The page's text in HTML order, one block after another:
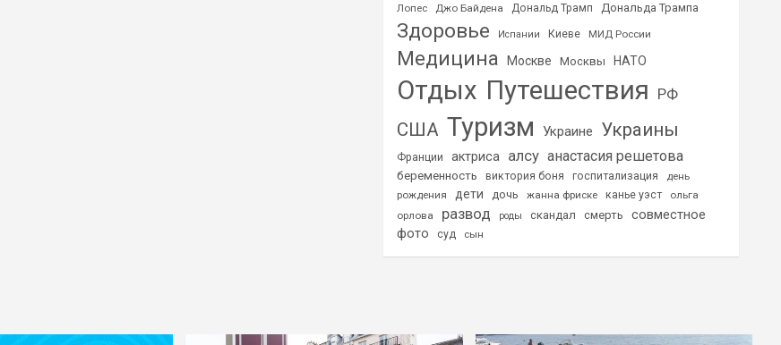
Лопес
Джо Байдена Дональд Трамп Дональда Трампа
Здоровье Испании Киеве МИД России
Медицина Москве Москвы НАТО
Отдых Путешествия РФ
США Туризм Украине Украины
Франции актриса алсу анастасия решетова
беременность виктория боня госпитализация
день
рождения
дети дочь жанна фриске канье уэст
ольга
орлова
развод роды скандал смерть
совместное
фото
суд сын